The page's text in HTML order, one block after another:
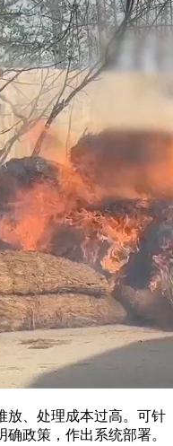
放、处理成本过高。可针
政策，作出系统部署。